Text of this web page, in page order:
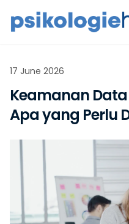
17 June 2026
Keamanan Data
Apa yang Perlu